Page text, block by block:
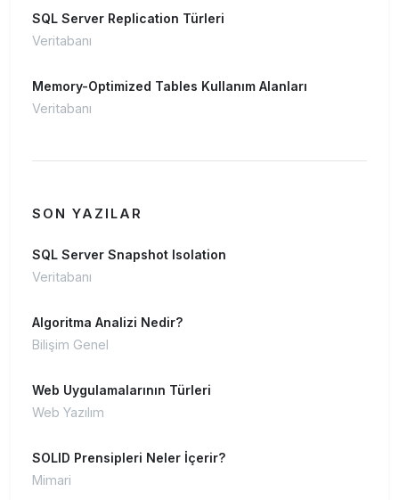
SQL Server Replication Türleri
Veritabanı
Memory-Optimized Tables Kullanım Alanları
Veritabanı
SON YAZILAR
SQL Server Snapshot Isolation
Veritabanı
Algoritma Analizi Nedir?
Bilişim Genel
Web Uygulamalarının Türleri
Web Yazılım
SOLID Prensipleri Neler İçerir?
Mimari